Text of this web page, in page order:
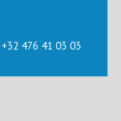
476 41 03 03